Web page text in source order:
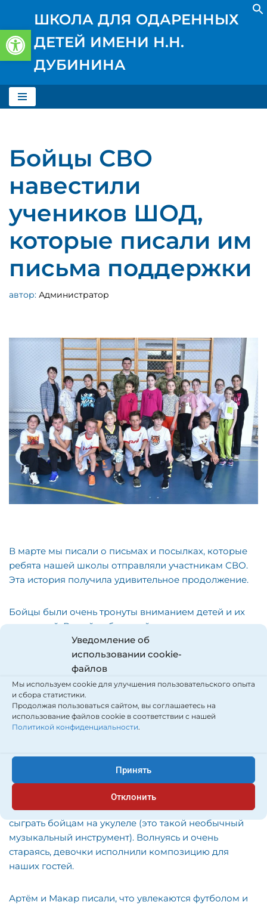
Уведомление об
использовании cookie-
файлов
Мы используем cookie для улучшения пользовательского опыта
и сбора статистики.
Продолжая пользоваться сайтом, вы соглашаетесь на
использование файлов cookie в соответствии с нашей
Политикой конфиденциальности.
Принять
Отклонить
Открыть панель инструментов
Перейти
к
содержимому
ШКОЛА ДЛЯ ОДАРЕННЫХ
ДЕТЕЙ ИМЕНИ Н.Н.
ДУБИНИНА
Бойцы СВО
навестили
учеников ШОД,
которые писали им
письма поддержки
автор: Администратор
В марте мы писали о письмах и посылках, которые
ребята нашей школы отправляли участникам СВО.
Эта история получила удивительное продолжение.
Бойцы были очень тронуты вниманием детей и их
родителей. В свой небольшой отпуск они решили
приехать в школу, из которой им пришли письма
Особенно повезло ребятам из начальной школы.
Именно к ним было решено отправиться в первую
очередь.
обещано воинам в трогательных детских письмах,
исполнилось в этот день.
София и Лиза в своем письме обещали при встрече
сыграть бойцам на укулеле (это такой необычный
музыкальный инструмент). Волнуясь и очень
стараясь, девочки исполнили композицию для
наших гостей.
Артём и Макар писали, что увлекаются футболом и